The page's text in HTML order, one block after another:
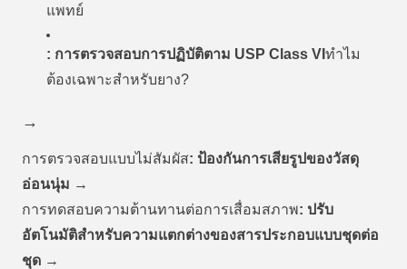
แพทย์
: การตรวจสอบการปฏิบัติตาม USP Class VIทำไม
ต้องเฉพาะสำหรับยาง?
→
การตรวจสอบแบบไม่สัมผัส: ป้องกันการเสียรูปของวัสดุ
อ่อนนุ่ม →
การทดสอบความต้านทานต่อการเสื่อมสภาพ: ปรับ
อัตโนมัติสำหรับความแตกต่างของสารประกอบแบบชุดต่อ
ชุด →